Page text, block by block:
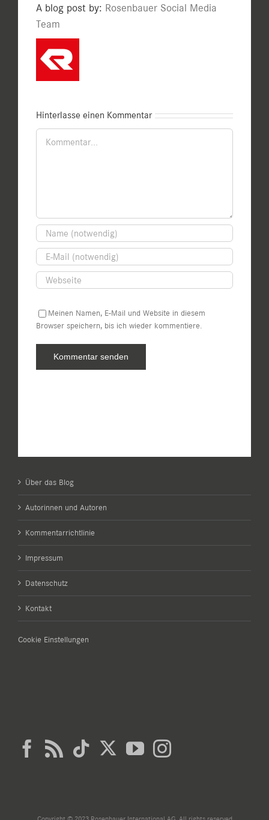
A blog post by: Rosenbauer Social Media
Team
Hinterlasse einen Kommentar
Kommentar
Meinen Namen, E-Mail und Website in diesem
Browser speichern, bis ich wieder kommentiere.
Über das Blog
Autorinnen und Autoren
Kommentarrichtlinie
Impressum
Datenschutz
Kontakt
Cookie Einstellungen